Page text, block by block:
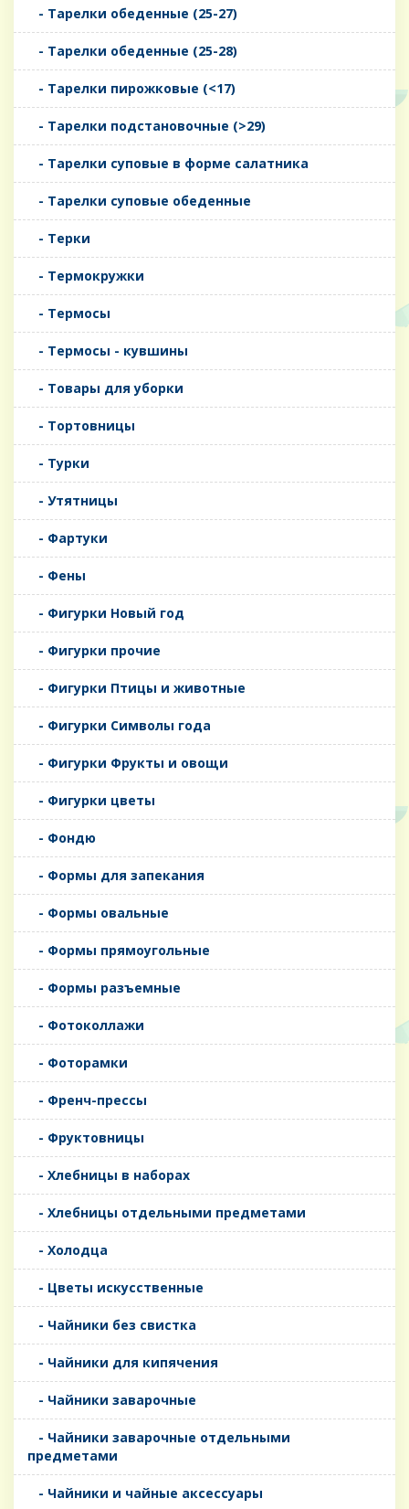
- Тарелки обеденные (25-27)
- Тарелки обеденные (25-28)
- Тарелки пирожковые (<17)
- Тарелки подстановочные (>29)
- Тарелки суповые в форме салатника
- Тарелки суповые обеденные
- Терки
- Термокружки
- Термосы
- Термосы - кувшины
- Товары для уборки
- Тортовницы
- Турки
- Утятницы
- Фартуки
- Фены
- Фигурки Новый год
- Фигурки прочие
- Фигурки Птицы и животные
- Фигурки Символы года
- Фигурки Фрукты и овощи
- Фигурки цветы
- Фондю
- Формы для запекания
- Формы овальные
- Формы прямоугольные
- Формы разъемные
- Фотоколлажи
- Фоторамки
- Френч-прессы
- Фруктовницы
- Хлебницы в наборах
- Хлебницы отдельными предметами
- Холодца
- Цветы искусственные
- Чайники без свистка
- Чайники для кипячения
- Чайники заварочные
- Чайники заварочные отдельными
предметами
- Чайники и чайные аксессуары